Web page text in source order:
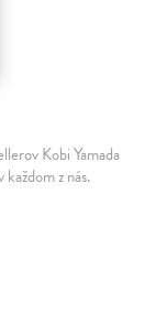
Kobi Yamada
z nás.